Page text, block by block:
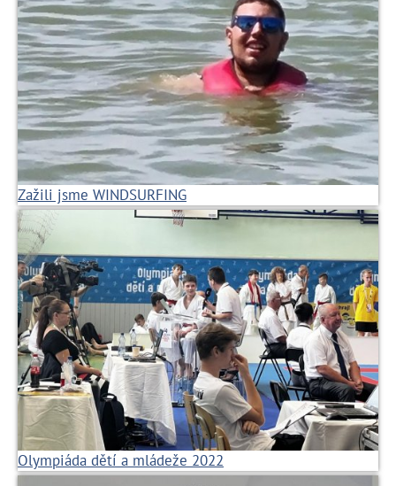
Zažili jsme WINDSURFING
Olympiáda dětí a mládeže 2022